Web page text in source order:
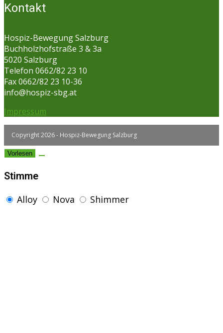
Kontakt
Hospiz-Bewegung Salzburg
Buchholzhofstraße 3 & 3a
5020 Salzburg
Telefon 0662/82 23 10
Fax 0662/82 23 10-36
info@hospiz-sbg.at
Impressum
Copyright 2026 - Hospiz-Bewegung Salzburg
Vorlesen
Stimme
Alloy
Nova Shimmer